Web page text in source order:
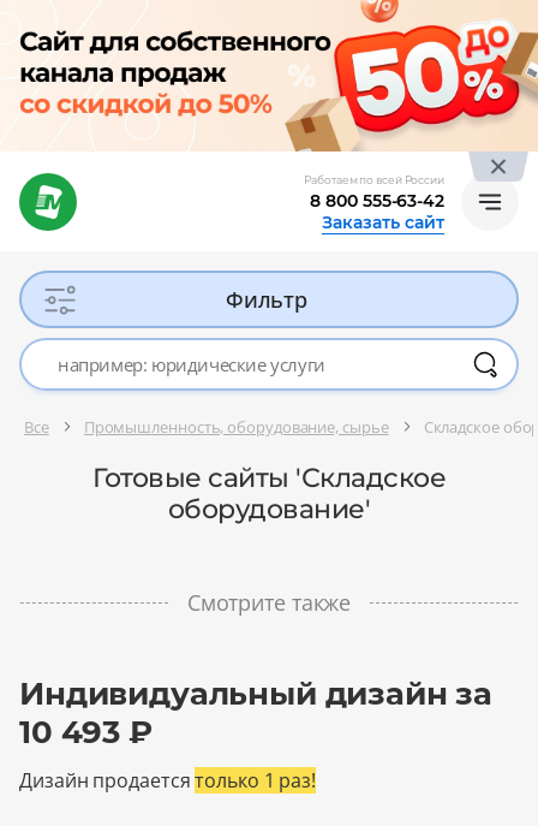
Работаем по всей России
8 800 555-63-42
Заказать сайт
Фильтр
Все Промышленность, оборудование, сырье Складское
Готовые сайты 'Складское
оборудование'
Смотрите также
Индивидуальный дизайн за
10 493 ₽
Дизайн продаетсятолько 1 раз!